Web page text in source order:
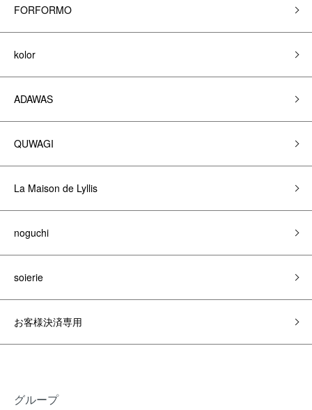
FORFORMO
kolor
ADAWAS
QUWAGI
La Maison de Lyllis
noguchi
soierie
お客様決済専用
グループ